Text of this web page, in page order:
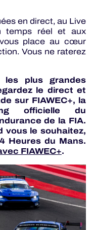
en direct, au Live
temps réel et aux
place au cœur
Vous ne raterez
plus grandes
le direct et
sur FIAWEC+, la
officielle du
de la FIA.
vous le souhaitez,
Heures du Mans.
FIAWEC+.